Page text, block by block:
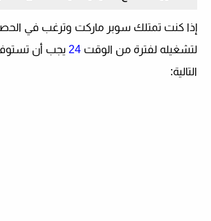
إذا كنت تمتلك سوبر ماركت وترغب في
لتشغيله لفترة من الوقت 24 يجب أن
التالية: